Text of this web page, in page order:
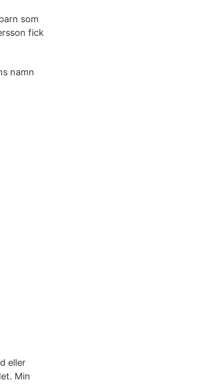
som
fick
namn
eller
Min